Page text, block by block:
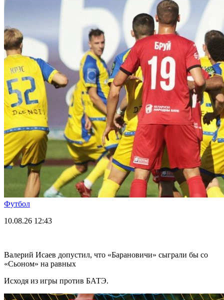
Футбол
10.08.26 12:43
Валерий Исаев допустил, что «Барановичи» сыграли бы со
«Сьоном» на равных
Исходя из игры против БАТЭ.